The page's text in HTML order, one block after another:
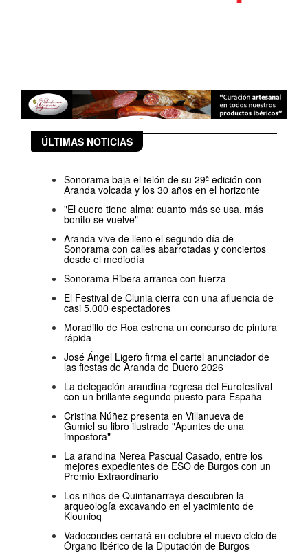
ÚLTIMAS NOTICIAS
Sonorama baja el telón de su 29ª edición con
Aranda volcada y los 30 años en el horizonte
"El cuero tiene alma; cuanto más se usa, más
bonito se vuelve"
Aranda vive de lleno el segundo día de
Sonorama con calles abarrotadas y conciertos
desde el mediodía
Sonorama Ribera arranca con fuerza
El Festival de Clunia cierra con una afluencia de
casi 5.000 espectadores
Moradillo de Roa estrena un concurso de pintura
rápida
José Ángel Ligero firma el cartel anunciador de
las fiestas de Aranda de Duero 2026
La delegación arandina regresa del Eurofestival
con un brillante segundo puesto para España
Cristina Núñez presenta en Villanueva de
Gumiel su libro ilustrado "Apuntes de una
impostora"
La arandina Nerea Pascual Casado, entre los
mejores expedientes de ESO de Burgos con un
Premio Extraordinario
Los niños de Quintanarraya descubren la
arqueología excavando en el yacimiento de
Klounioq
Vadocondes cerrará en octubre el nuevo ciclo de
Órgano Ibérico de la Diputación de Burgos